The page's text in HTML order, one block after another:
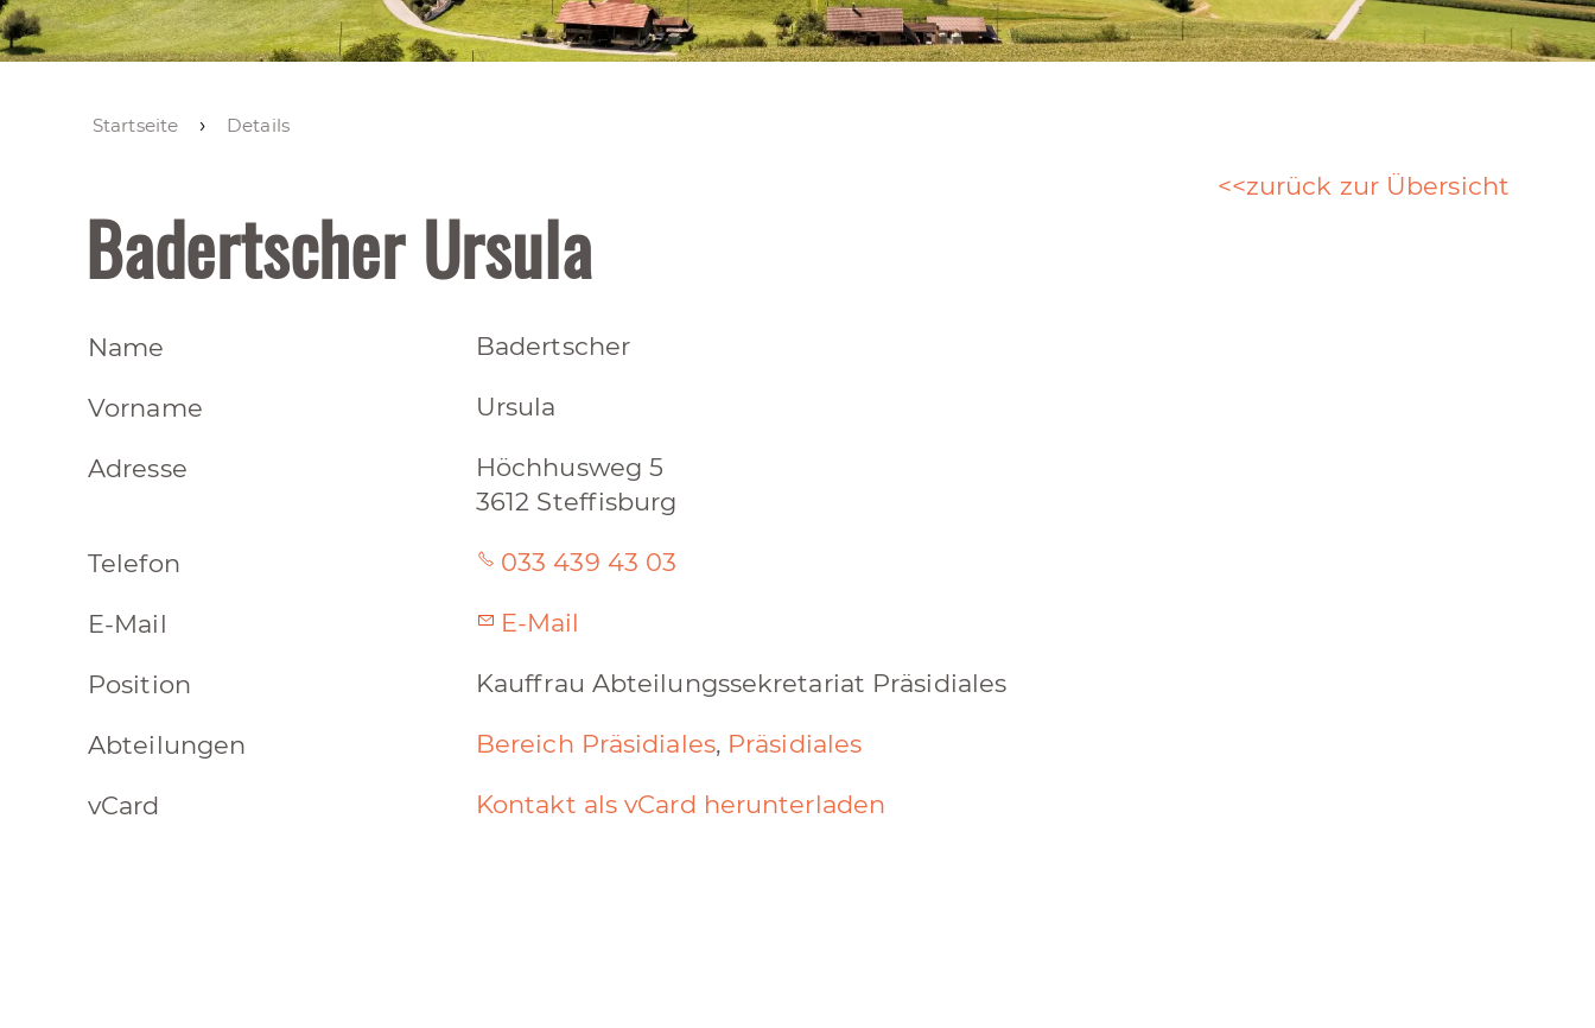
Startseite Details
zurück zur Übersicht
Badertscher Ursula
Name Badertscher
Vorname Ursula
Adresse
Höchhusweg 5
3612 Steffisburg
Telefon 033 439 43 03
E-Mail E-Mail
Position Kauffrau Abteilungssekretariat Präsidiales
Abteilungen Bereich Präsidiales, Präsidiales
vCard Kontakt als vCard herunterladen